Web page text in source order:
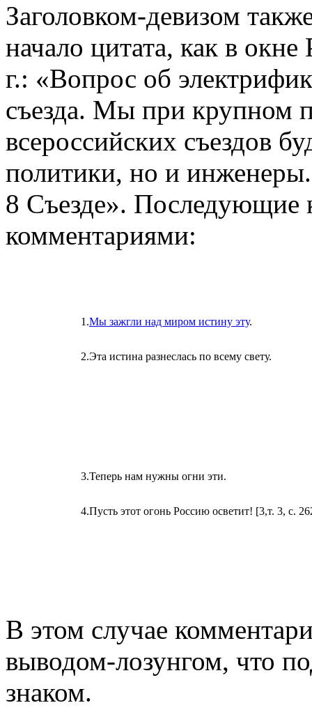
Заголовком-девизом
начало цитата, как в
г.: «Вопрос об
съезда. Мы при крупном
всероссийских съездов
политики, но и
8 Съезде». Последующие
комментариями:
1.Мы зажгли над миром истину эту.
2.Эта истина разнеслась по всему свету.
3.Теперь нам нужны огни эти.
4.Пусть этот огонь Россию осветит! [3,т. 3, c.
В этом случае
выводом-лозунгом, что
знаком.